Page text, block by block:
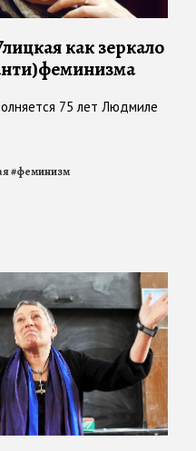
как зеркало
75 лет Людмиле
#феминизм